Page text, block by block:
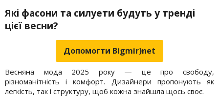
Які фасони та силуети будуть у тренді
цієї весни?
Допомогти Bigmir)net
Весняна мода 2025 року — це про свободу,
різноманітність і комфорт. Дизайнери пропонують як
легкість, так і структуру, щоб кожна знайшла щось своє.